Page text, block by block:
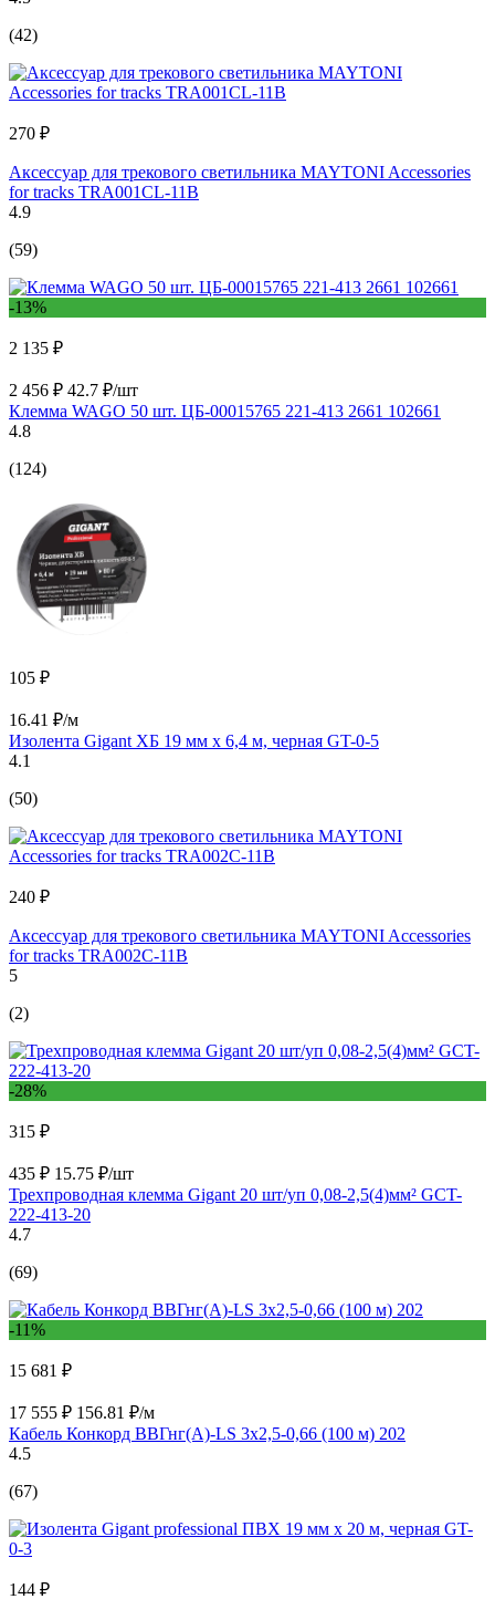
(42)
270 ₽
Аксессуар для трекового светильника MAYTONI Accessories
for tracks TRA001CL-11B
4.9
(59)
-13%
2 135 ₽
2 456 ₽ 42.7 ₽/шт
Клемма WAGO 50 шт. ЦБ-00015765 221-413 2661 102661
4.8
(124)
105 ₽
16.41 ₽/м
Изолента Gigant ХБ 19 мм х 6,4 м, черная GT-0-5
4.1
(50)
240 ₽
Аксессуар для трекового светильника MAYTONI Accessories
for tracks TRA002C-11B
5
(2)
-28%
315 ₽
435 ₽ 15.75 ₽/шт
Трехпроводная клемма Gigant 20 шт/уп 0,08-2,5(4)мм² GCT-
222-413-20
4.7
(69)
-11%
15 681 ₽
17 555 ₽ 156.81 ₽/м
Кабель Конкорд ВВГнг(А)-LS 3х2,5-0,66 (100 м) 202
4.5
(67)
144 ₽